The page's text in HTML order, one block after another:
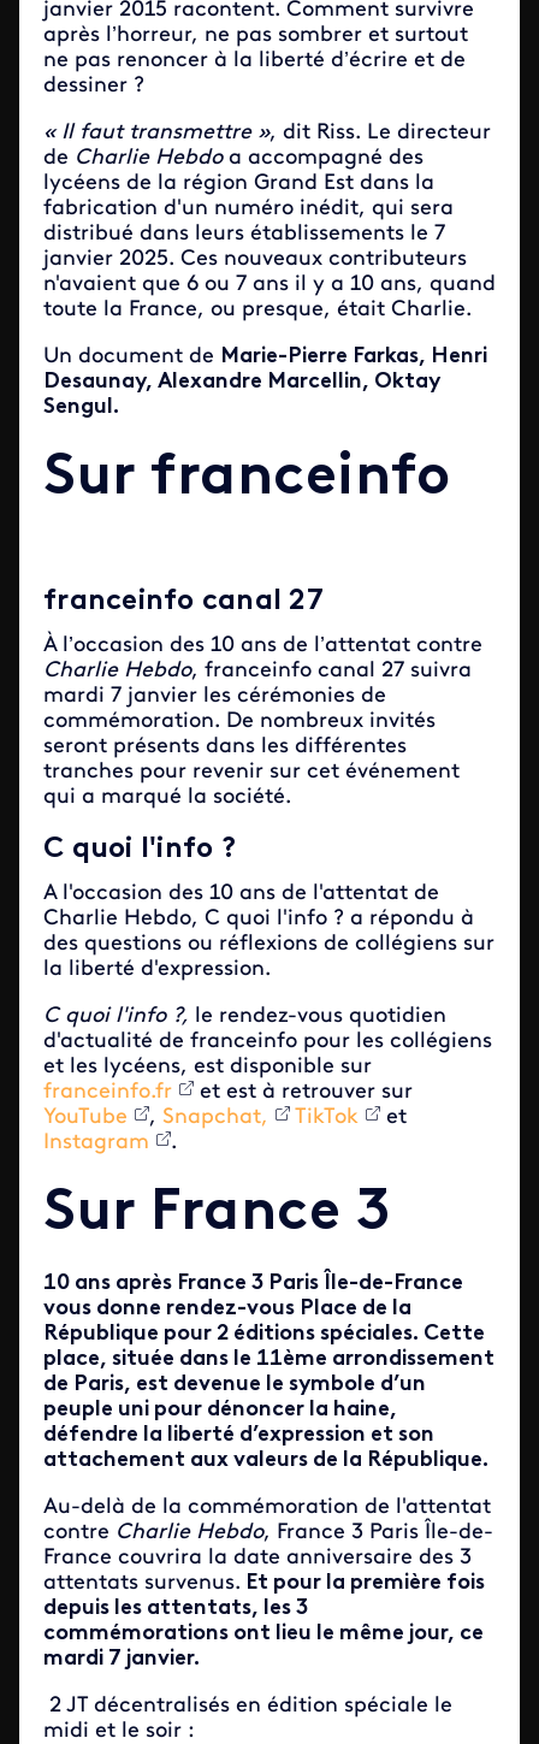
janvier 2015 racontent. Comment survivre
après l’horreur, ne pas sombrer et surtout
ne pas renoncer à la liberté d’écrire et de
dessiner ?
« Il faut transmettre », dit Riss. Le directeur
de Charlie Hebdoa accompagné des
lycéens de la région Grand Est dans la
fabrication d'un numéro inédit, qui sera
distribué dans leurs établissements le 7
janvier 2025. Ces nouveaux contributeurs
n'avaient que 6 ou 7 ans il y a 10 ans, quand
toute la France, ou presque, était Charlie.
Un document de Marie-Pierre Farkas, Henri
Desaunay, Alexandre Marcellin, Oktay
Sengul.
Sur franceinfo
franceinfo canal 27
À l’occasion des 10 ans de l’attentat contre
Charlie Hebdo, franceinfo canal 27 suivra
mardi 7 janvier les cérémonies de
commémoration. De nombreux invités
seront présents dans les différentes
tranches pour revenir sur cet événement
qui a marqué la société.
C quoi l'info ?
A l'occasion des 10 ans de l'attentat de
Charlie Hebdo, C quoi l'info ? a répondu à
des questions ou réflexions de collégiens sur
la liberté d'expression.
C quoi l'info ?, le rendez-vous quotidien
d'actualité de franceinfo pour les collégiens
et les lycéens, est disponible sur
franceinfo.fr
et est à retrouver sur
YouTube
, Snapchat, TikTok
et
Instagram
.
Sur France 3
10 ans après France 3 Paris Île-de-France
vous donne rendez-vous Place de la
République pour 2 éditions spéciales. Cette
place, située dans le 11ème arrondissement
de Paris, est devenue le symbole d’un
peuple uni pour dénoncer la haine,
défendre la liberté d’expression et son
attachement aux valeurs de la République.
Au-delà de la commémoration de l'attentat
contre Charlie Hebdo, France 3 Paris Île-de-
France couvrira la date anniversaire des 3
attentats survenus. Et pour la première fois
depuis les attentats, les 3
commémorations ont lieu le même jour, ce
mardi 7 janvier.
2 JT décentralisés en édition spéciale le
midi et le soir :